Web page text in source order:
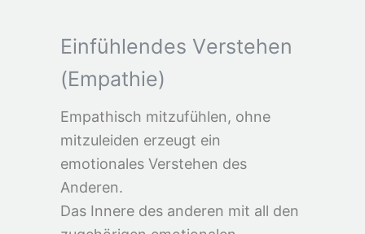
Einfühlendes Verstehen
(Empathie)
Empathisch mitzufühlen, ohne
mitzuleiden erzeugt ein
emotionales Verstehen des
Anderen.
Das Innere des anderen mit all den